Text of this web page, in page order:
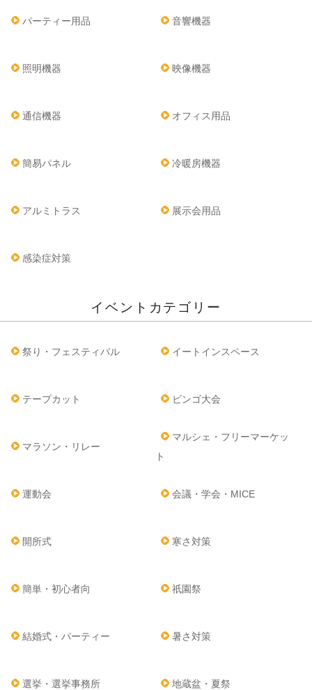
パーティー用品 音響機器
照明機器 映像機器
通信機器 オフィス用品
簡易パネル 冷暖房機器
アルミトラス 展示会用品
感染症対策
イベントカテゴリー
祭り・フェスティバル イートインスペース
テープカット ビンゴ大会
マラソン・リレー
マルシェ・フリーマーケッ
ト
運動会 会議・学会・MICE
開所式 寒さ対策
簡単・初心者向 祇園祭
結婚式・パーティー 暑さ対策
選挙・選挙事務所 地蔵盆・夏祭